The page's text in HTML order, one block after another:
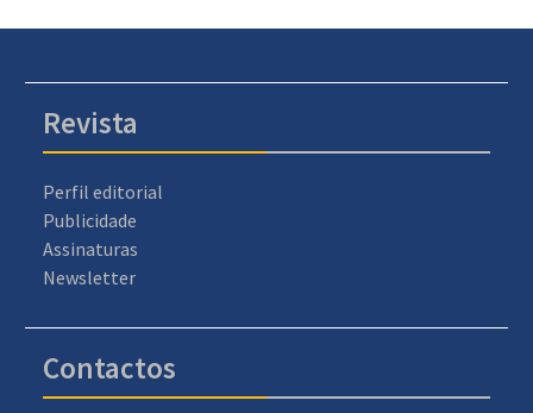
Revista
Perfil editorial
Publicidade
Assinaturas
Newsletter
Contactos